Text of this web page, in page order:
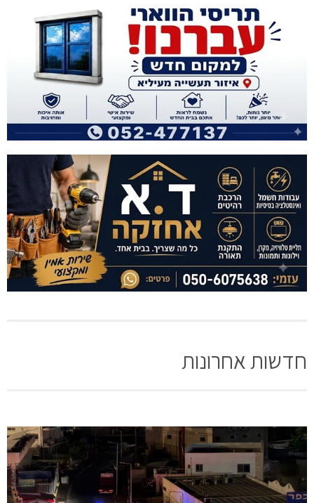
חדשות אחרונות